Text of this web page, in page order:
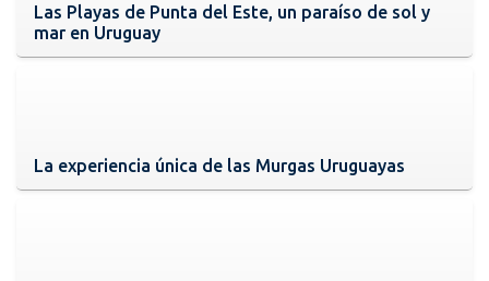
Las Playas de Punta del Este, un paraíso de sol y
mar en Uruguay
La experiencia única de las Murgas Uruguayas